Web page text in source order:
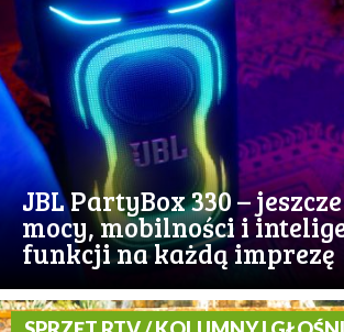
JBL PartyBox 330 –
mocy, mobilności i
funkcji na każdą imprezę